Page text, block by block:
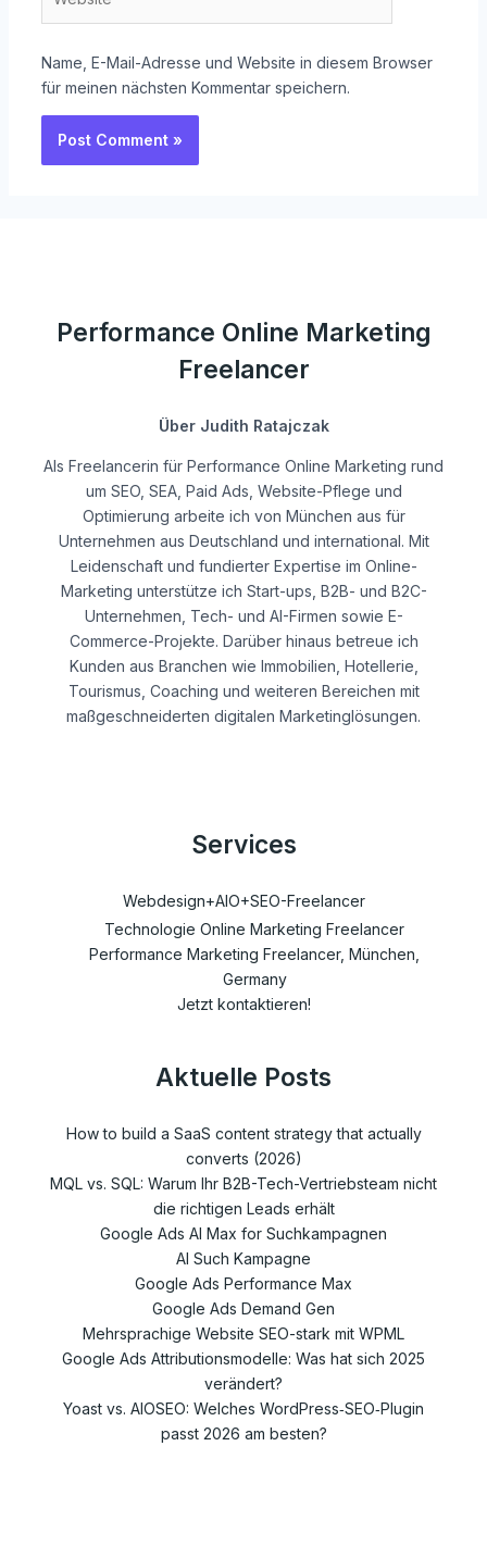
Name, E-Mail-Adresse und Website in diesem Browser
für meinen nächsten Kommentar speichern.
Performance Online Marketing
Freelancer
Über Judith Ratajczak
Als Freelancerin für Performance Online Marketing rund
um SEO, SEA, Paid Ads, Website-Pflege und
Optimierung arbeite ich von München aus für
Unternehmen aus Deutschland und international. Mit
Leidenschaft und fundierter Expertise im Online-
Marketing unterstütze ich Start-ups, B2B- und B2C-
Unternehmen, Tech- und AI-Firmen sowie E-
Commerce-Projekte. Darüber hinaus betreue ich
Kunden aus Branchen wie Immobilien, Hotellerie,
Tourismus, Coaching und weiteren Bereichen mit
maßgeschneiderten digitalen Marketinglösungen.
Services
Webdesign+AIO+SEO-Freelancer
Technologie Online Marketing Freelancer
Performance Marketing Freelancer, München,
Germany
Jetzt kontaktieren!
Aktuelle Posts
How to build a SaaS content strategy that actually
converts (2026)
MQL vs. SQL: Warum Ihr B2B-Tech-Vertriebsteam nicht
die richtigen Leads erhält
Google Ads AI Max for Suchkampagnen
AI Such Kampagne
Google Ads Performance Max
Google Ads Demand Gen
Mehrsprachige Website SEO-stark mit WPML
Google Ads Attributionsmodelle: Was hat sich 2025
verändert?
Yoast vs. AIOSEO: Welches WordPress‑SEO‑Plugin
passt 2026 am besten?